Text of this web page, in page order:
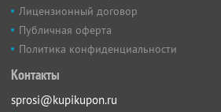
Лицензионный договор
Публичная оферта
Политика конфиденциальности
Контакты
sprosi@kupikupon.ru